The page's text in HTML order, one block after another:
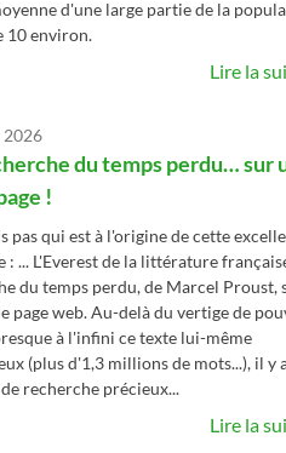
d'une large partie de la
10 environ.
Lire la
2026
du temps perdu… sur
!
pas qui est à l'origine de cette
: ... L'Everest de la littérature
du temps perdu, de Marcel Proust,
page web. Au-delà du vertige de
à l'infini ce texte lui-même
(plus d'1,3 millions de mots...), il y
recherche précieux...
Lire la